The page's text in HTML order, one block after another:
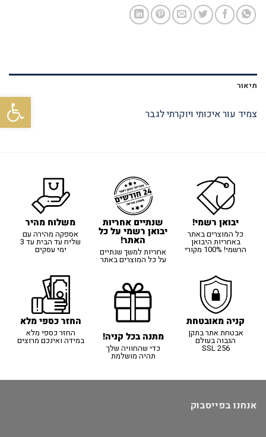
פתח
תיאור
צמיד עור איכותי ויוקרתי לגבר
יבואן רשמי!
כל המוצרים באתר
באחריות היבואן
הרשמי! 100% מקורי
שנתיים אחריות
יבואן רשמי על כל
האתר!
אחריות למשך שנתיים
על כל המוצרים באתר
משלוח מהיר
אספקה מהירה עם
שליח עד הבית עד 3
ימי עסקים
קניה מאובטחת
אבטחת אתר בתקן
הגבוה בעולם
SSL 256
מתנה בכל קניה!
כדי שהחוויה שלך
תהיה מושלמת
החזר כספי מלא
החזר כספי מלא
במידה ואינכם מרוצים
אנחנו בפייסבוק